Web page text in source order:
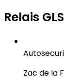
Relais
Zac de la